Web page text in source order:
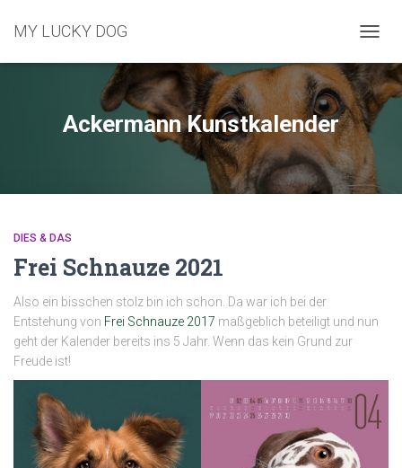
MY LUCKY DOG
Ackermann Kunstkalender
DIES & DAS
Frei Schnauze 2021
Also ein bisschen stolz bin ich schon. Da war ich bei der
Entstehung von Frei Schnauze 2017 maßgeblich beteiligt und nun
geht der Kalender bereits ins 5 Jahr. Wenn das kein Grund zur
Freude ist!